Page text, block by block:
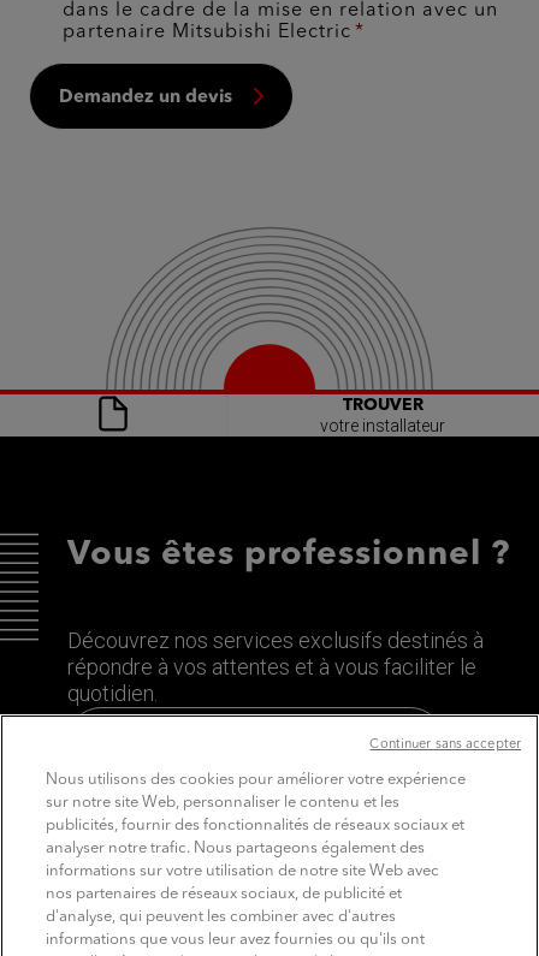
dans le cadre de la mise en relation avec un
partenaire Mitsubishi Electric
Demandez un devis
TROUVER
votre installateur
Vous êtes professionnel ?
Découvrez nos services exclusifs destinés à
répondre à vos attentes et à vous faciliter le
quotidien.
Découvrez le site dédié aux Pros
Nous utilisons des cookies pour améliorer votre expérience
sur notre site Web, personnaliser le contenu et les
publicités, fournir des fonctionnalités de réseaux sociaux et
analyser notre trafic. Nous partageons également des
informations sur votre utilisation de notre site Web avec
nos partenaires de réseaux sociaux, de publicité et
d'analyse, qui peuvent les combiner avec d'autres
informations que vous leur avez fournies ou qu'ils ont
Continuer sans accepter